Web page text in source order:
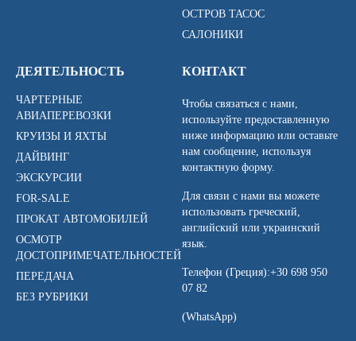
ОСТРОВ ТАСОС
САЛОНИКИ
ДЕЯТЕЛЬНОСТЬ
ЧАРТЕРНЫЕ
АВИАПЕРЕВОЗКИ
КРУИЗЫ И ЯХТЫ
ДАЙВИНГ
ЭКСКУРСИИ
FOR-SALE
ПРОКАТ АВТОМОБИЛЕЙ
ОСМОТР
ДОСТОПРИМЕЧАТЕЛЬНОСТЕЙ
ПЕРЕДАЧА
БЕЗ РУБРИКИ
КОНТАКТ
Чтобы связаться с нами,
используйте предоставленную
ниже информацию или оставьте
нам сообщение, используя
контактную форму.
Для связи с нами вы можете
использовать греческий,
английский или украинский
язык.
Телефон (Греция):+30 698 950
07 82
(WhatsApp)